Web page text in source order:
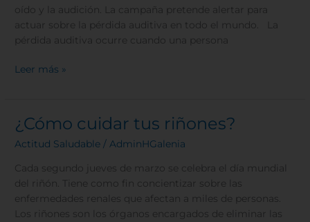
oído y la audición. La campaña pretende alertar para
actuar sobre la pérdida auditiva en todo el mundo. La
pérdida auditiva ocurre cuando una persona
Leer más »
¿Cómo cuidar tus riñones?
Actitud Saludable / AdminHGalenia
Cada segundo jueves de marzo se celebra el día mundial
del riñón. Tiene como fin concientizar sobre las
enfermedades renales que afectan a miles de personas.
Los riñones son los órganos encargados de eliminar las
¿Cómo
cuidar
tus
riñones?